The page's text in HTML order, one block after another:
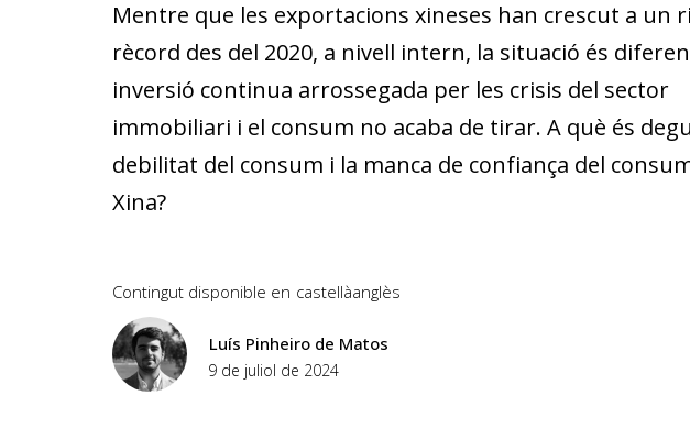
Mentre que les exportacions xineses han crescut a un
rècord des del 2020, a nivell intern, la situació és
inversió continua arrossegada per les crisis del sector
immobiliari i el consum no acaba de tirar. A què és
debilitat del consum i la manca de confiança del
Xina?
Contingut disponible en castellàanglès
Luís Pinheiro de Matos
9 de juliol de 2024